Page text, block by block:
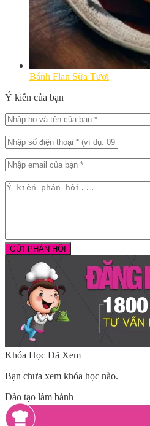
Bánh Flan Sữa Tươi
Ý kiến của bạn
Khóa Học Đã Xem
Bạn chưa xem khóa học nào.
Đào tạo làm bánh